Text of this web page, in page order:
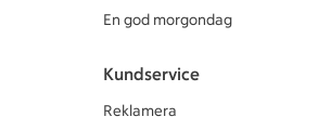
En god morgondag
Kundservice
Reklamera